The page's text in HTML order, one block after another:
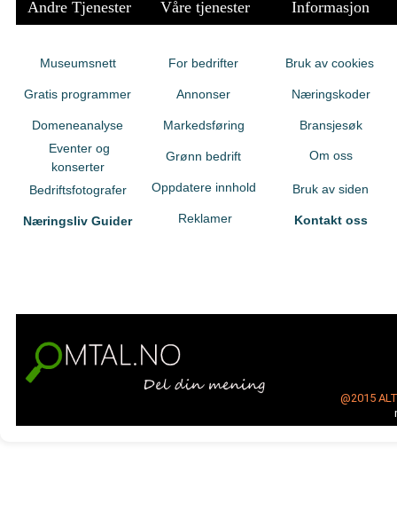
Andre Tjenester Våre tjenester Informasjon
Museumsnett
Gratis programmer
Domeneanalyse
Eventer og
konserter
Bedriftsfotografer
Næringsliv Guider
For bedrifter
Annonser
Markedsføring
Grønn bedrift
Oppdatere innhold
Reklamer
Bruk av cookies
Næringskoder
Bransjesøk
Om oss
Bruk av siden
Kontakt oss
@2015